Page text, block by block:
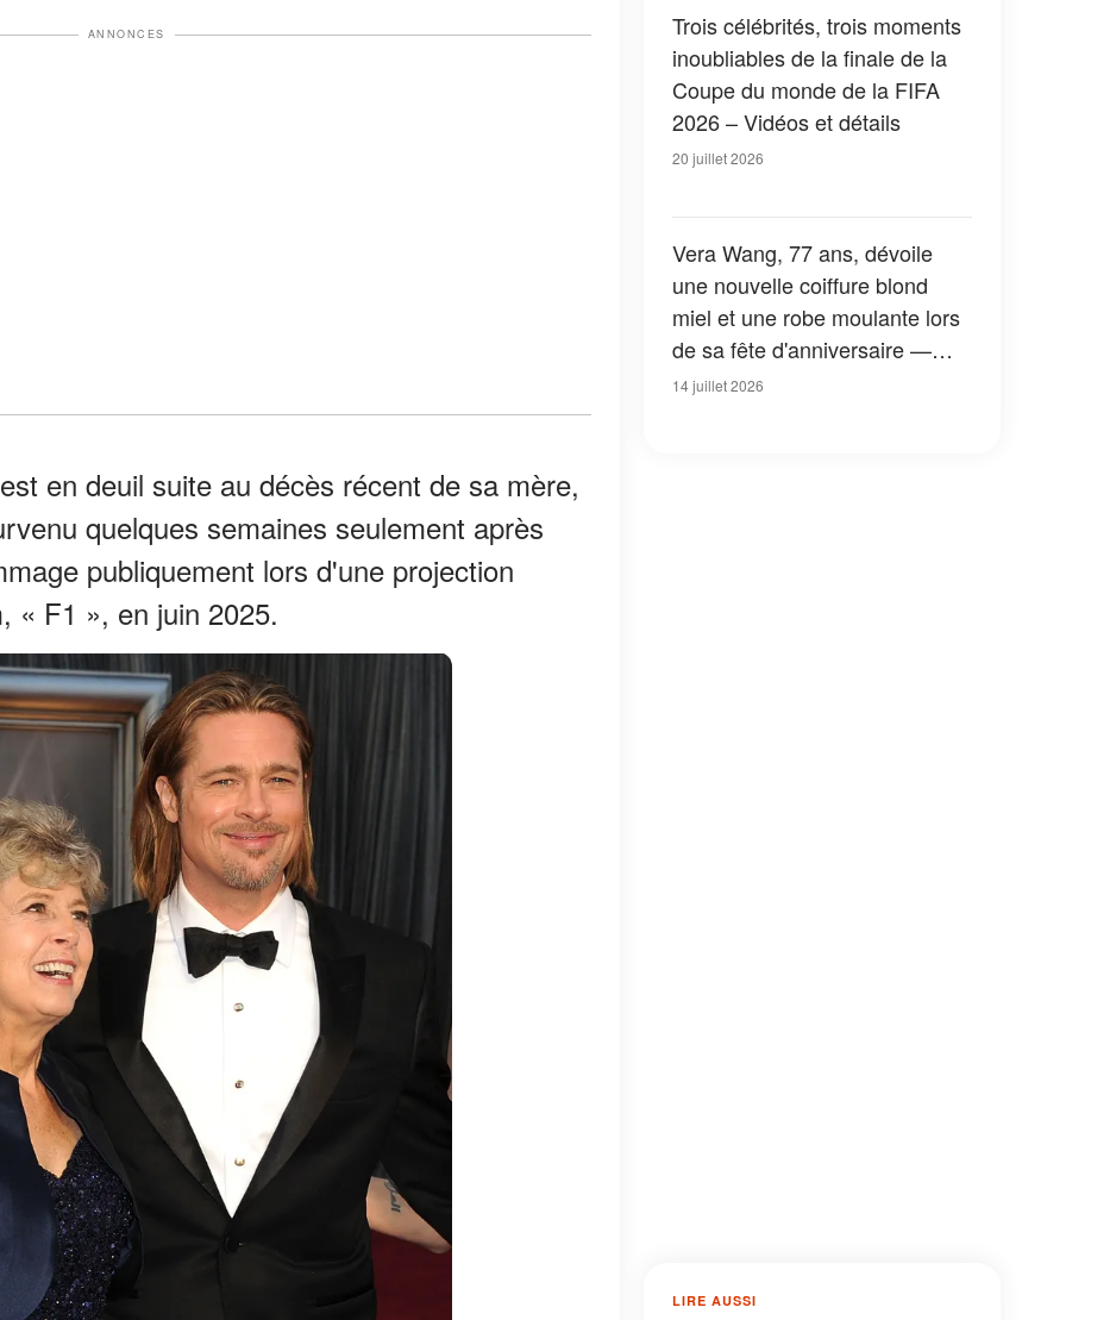
ANNONCES
en deuil suite au décès récent de sa mère,
quelques semaines seulement après
publiquement lors d'une projection
« F1 », en juin 2025.
Trois célébrités, trois moments
inoubliables de la finale de la
Coupe du monde de la FIFA
2026 – Vidéos et détails
20 juillet 2026
Vera Wang, 77 ans, dévoile
une nouvelle coiffure blond
miel et une robe moulante lors
de sa fête d'anniversaire —
Photos
14 juillet 2026
LIRE AUSSI